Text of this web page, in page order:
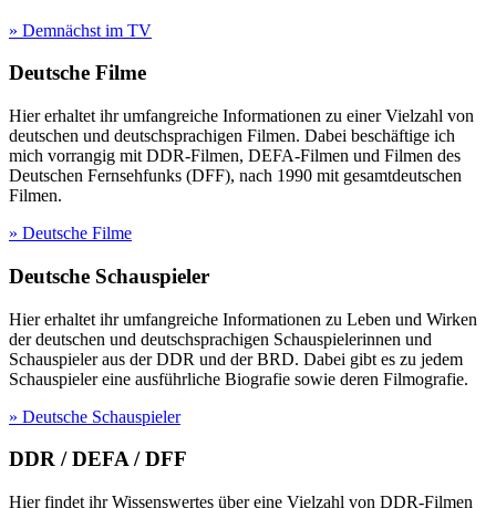
» Demnächst im TV
Deutsche Filme
Hier erhaltet ihr umfangreiche Informationen zu einer Vielzahl von
deutschen und deutschsprachigen Filmen. Dabei beschäftige ich
mich vorrangig mit DDR-Filmen, DEFA-Filmen und Filmen des
Deutschen Fernsehfunks (DFF), nach 1990 mit gesamtdeutschen
Filmen.
» Deutsche Filme
Deutsche Schauspieler
Hier erhaltet ihr umfangreiche Informationen zu Leben und Wirken
der deutschen und deutschsprachigen Schauspielerinnen und
Schauspieler aus der DDR und der BRD. Dabei gibt es zu jedem
Schauspieler eine ausführliche Biografie sowie deren Filmografie.
» Deutsche Schauspieler
DDR / DEFA / DFF
Hier findet ihr Wissenswertes über eine Vielzahl von DDR-Filmen